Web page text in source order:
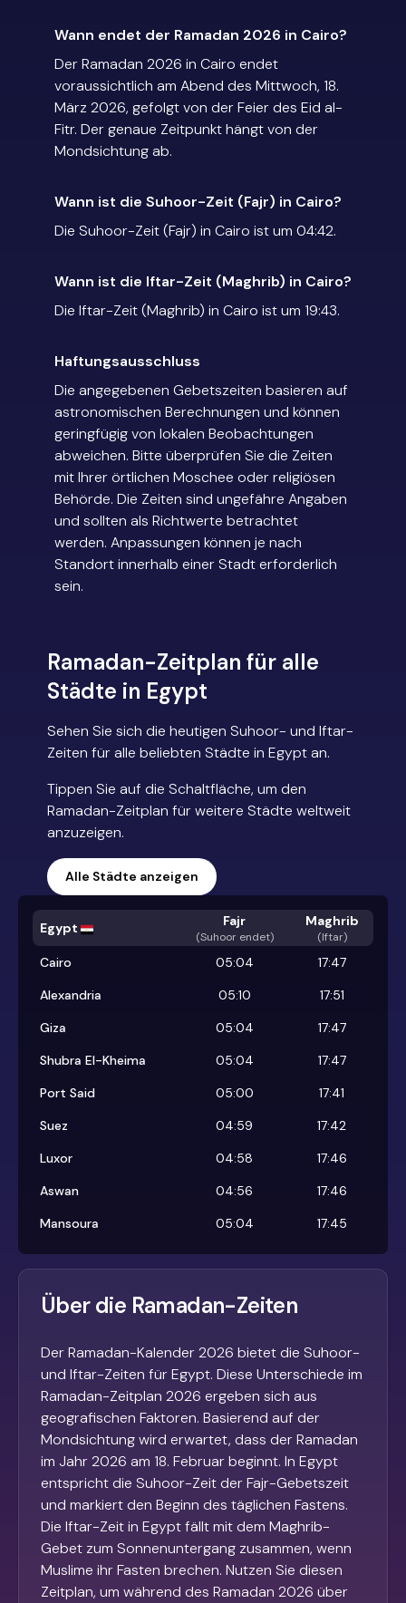
Wann endet der Ramadan 2026 in Cairo?
Der Ramadan 2026 in Cairo endet
voraussichtlich am Abend des Mittwoch, 18.
März 2026, gefolgt von der Feier des Eid al-
Fitr. Der genaue Zeitpunkt hängt von der
Mondsichtung ab.
Wann ist die Suhoor-Zeit (Fajr) in Cairo?
Die Suhoor-Zeit (Fajr) in Cairo ist um 04:42.
Wann ist die Iftar-Zeit (Maghrib) in Cairo?
Die Iftar-Zeit (Maghrib) in Cairo ist um 19:43.
Haftungsausschluss
Die angegebenen Gebetszeiten basieren auf
astronomischen Berechnungen und können
geringfügig von lokalen Beobachtungen
abweichen. Bitte überprüfen Sie die Zeiten
mit Ihrer örtlichen Moschee oder religiösen
Behörde. Die Zeiten sind ungefähre Angaben
und sollten als Richtwerte betrachtet
werden. Anpassungen können je nach
Standort innerhalb einer Stadt erforderlich
sein.
Ramadan-Zeitplan für alle
Städte in Egypt
Sehen Sie sich die heutigen Suhoor- und Iftar-
Zeiten für alle beliebten Städte in Egypt an.
Tippen Sie auf die Schaltfläche, um den
Ramadan-Zeitplan für weitere Städte weltweit
anzuzeigen.
Alle Städte anzeigen
Egypt Fajr
(Suhoor endet)
Maghrib
(Iftar)
Cairo 05:04
17:47
Alexandria
05:10
17:51
Giza
05:04
17:47
Shubra El-Kheima
05:04
17:47
Port Said
05:00
17:41
Suez
04:59
17:42
Luxor
04:58
17:46
Aswan
04:56
17:46
Mansoura
05:04 17:45
Über die Ramadan-Zeiten
Der Ramadan-Kalender 2026 bietet die Suhoor-
und Iftar-Zeiten für Egypt. Diese Unterschiede im
Ramadan-Zeitplan 2026 ergeben sich aus
geografischen Faktoren. Basierend auf der
Mondsichtung wird erwartet, dass der Ramadan
im Jahr 2026 am 18. Februar beginnt. In Egypt
entspricht die Suhoor-Zeit der Fajr-Gebetszeit
und markiert den Beginn des täglichen Fastens.
Die Iftar-Zeit in Egypt fällt mit dem Maghrib-
Gebet zum Sonnenuntergang zusammen, wenn
Muslime ihr Fasten brechen. Nutzen Sie diesen
Zeitplan, um während des Ramadan 2026 über